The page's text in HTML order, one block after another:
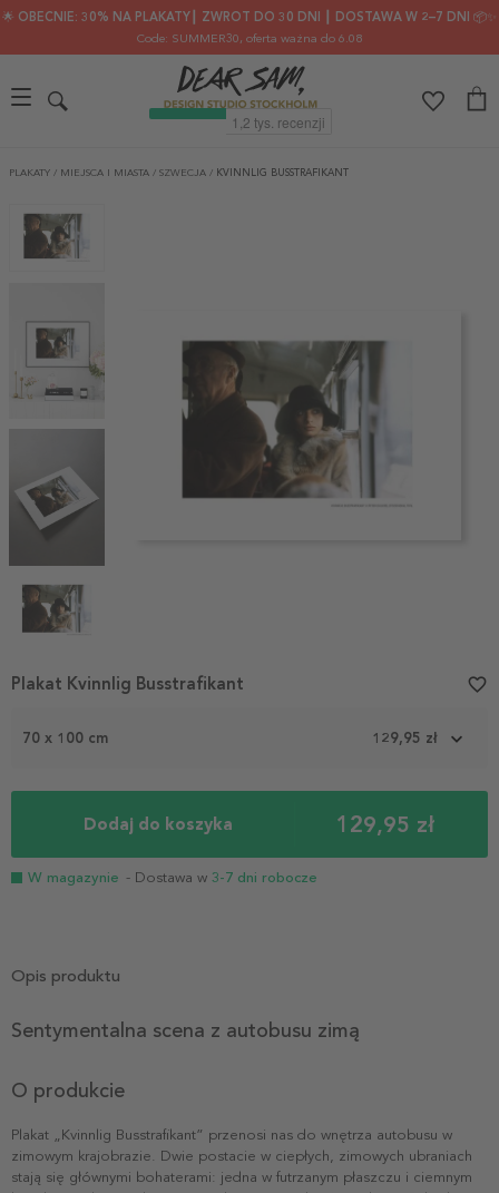
🌟 OBECNIE: 30% NA PLAKATY┃ ZWROT DO 30 DNI ┃ DOSTAWA W 2–7 DNI 📦✨
Code: SUMMER30, oferta ważna do 6.08
PLAKATY / MIEJSCA I MIASTA / SZWECJA / KVINNLIG BUSSTRAFIKANT
Item
4
70 x 100 cm 129,95 zł
Dodaj do koszyka 129,95 zł
W magazynie - Dostawa w 3-7 dni robocze
Plakat Kvinnlig Busstrafikant favorite_border
Opis produktu
Sentymentalna scena z autobusu zimą
O produkcie
Plakat „Kvinnlig Busstrafikant” przenosi nas do wnętrza autobusu w
zimowym krajobrazie. Dwie postacie w ciepłych, zimowych ubraniach
stają się głównymi bohaterami: jedna w futrzanym płaszczu i ciemnym